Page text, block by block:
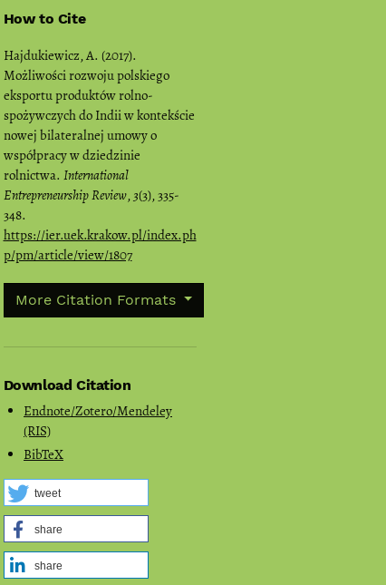
How to Cite
Hajdukiewicz, A. (2017).
Możliwości rozwoju polskiego
eksportu produktów rolno-
spożywczych do Indii w kontekście
nowej bilateralnej umowy o
współpracy w dziedzinie
rolnictwa. International
Entrepreneurship Review, 3(3), 335-
348.
https://ier.uek.krakow.pl/index.ph
p/pm/article/view/1807
More Citation Formats
Download Citation
Endnote/Zotero/Mendeley
(RIS)
BibTeX
tweet
share
share